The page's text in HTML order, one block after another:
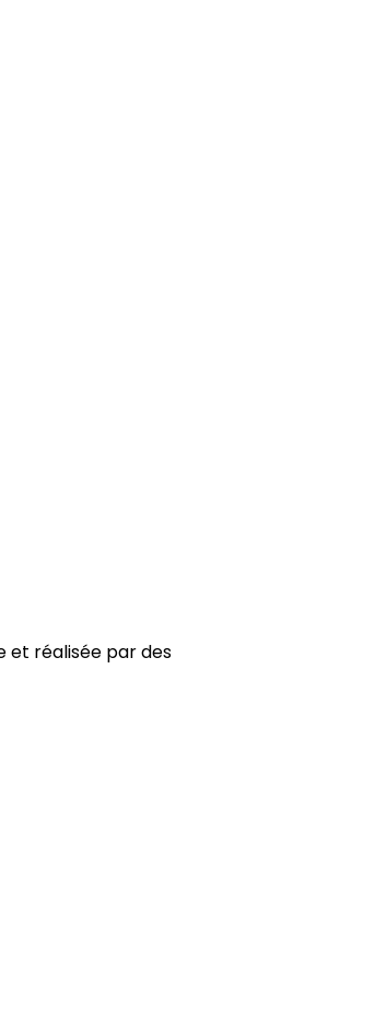
et réalisée par des